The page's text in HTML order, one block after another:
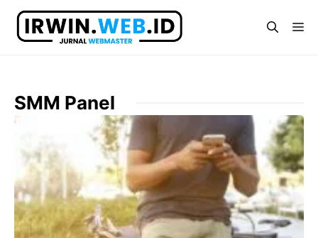
Langsung
SMM Panel